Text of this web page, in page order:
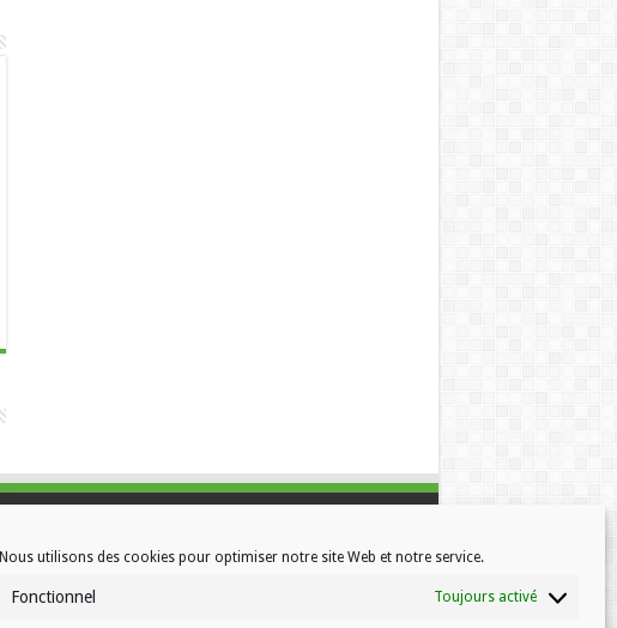
Nous utilisons des cookies pour optimiser notre site Web et notre service.
Fonctionnel Toujours activé